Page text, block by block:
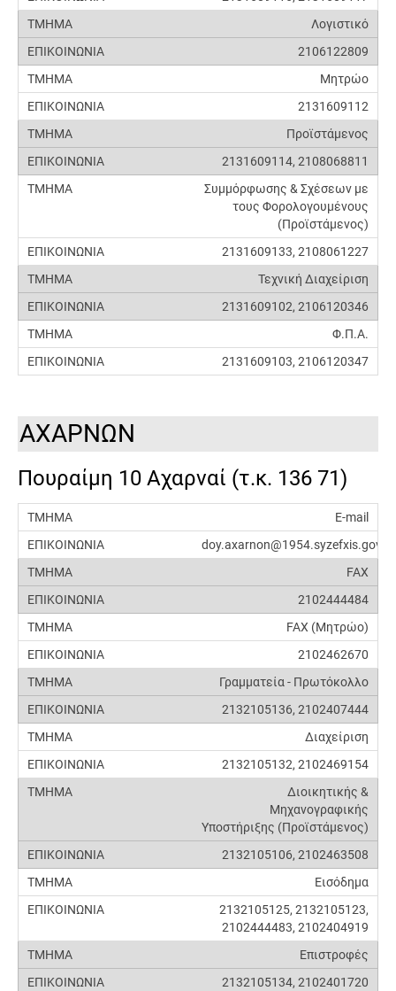
Λογιστικό
2106122809
Μητρώο
2131609112
Προϊστάμενος
2131609114, 2108068811
Συμμόρφωσης & Σχέσεων με
τους Φορολογουμένους
(Προϊστάμενος)
2131609133, 2108061227
Τεχνική Διαχείριση
2131609102, 2106120346
Φ.Π.Α.
2131609103, 2106120347
ΑΧΑΡΝΩΝ
Πουραίμη 10 Αχαρναί (τ.κ. 136 71)
E-mail
doy.axarnon@1954.syzefxis.gov.gr
FAX
2102444484
FAX (Μητρώο)
2102462670
Γραμματεία - Πρωτόκολλο
2132105136, 2102407444
Διαχείριση
2132105132, 2102469154
Διοικητικής &
Μηχανογραφικής
Υποστήριξης (Προϊστάμενος)
2132105106, 2102463508
Εισόδημα
2132105125, 2132105123,
2102444483, 2102404919
Επιστροφές
2132105134, 2102401720